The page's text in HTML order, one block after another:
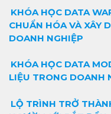
KHÓA HỌC DATA
CHUẨN HÓA VÀ XÂY
DOANH NGHIỆP
KHÓA HỌC DATA
LIỆU TRONG DOANH
LỘ TRÌNH TRỞ